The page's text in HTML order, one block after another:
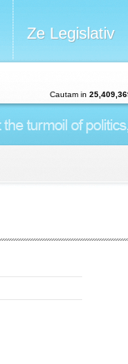
Ze Legislativ
Cautam in